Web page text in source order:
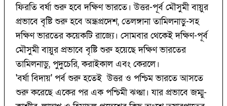
ফিরতি বর্ষা শুরু হবে দক্ষিণ ভারতে। উত্তর-পূর্ব মৌসুমী বায়ুর
প্রভাবে বৃষ্টি শুরু হবে অন্ধ্রপ্রদেশ, তেলঙ্গানা তামিলনাড়ু-সহ
দক্ষিণ ভারতের কয়েকটি রাজ্যে। সোমবার থেকেই দক্ষিণ-পূর্ব
মৌসুমী বায়ুর প্রভাবে বৃষ্টি শুরু হয়েছে দক্ষিণ ভারতের
তামিলনাডু, পুদুচেরি, করাইকাল এবং কেরলে।
'বর্ষা বিদায়' পর্ব শুরু হতেই উত্তর ও পশ্চিম ভারতে আসতে
শুরু করেছে একের পর এক পশ্চিমী ঝঞ্ঝা। যার প্রভাবে জম্মু-